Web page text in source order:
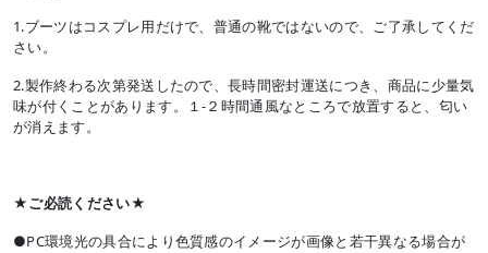
1.ブーツはコスプレ用だけで、普通の靴ではないので、ご了承してくだ
さい。
2.製作終わる次第発送したので、長時間密封運送につき、商品に少量気
味が付くことがあります。１-２時間通風なところで放置すると、匂い
が消えます。
★ご必読ください★
●PC環境光の具合により色質感のイメージが画像と若干異なる場合が